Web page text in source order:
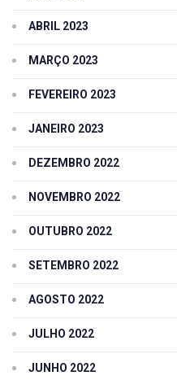
ABRIL 2023
MARÇO 2023
FEVEREIRO 2023
JANEIRO 2023
DEZEMBRO 2022
NOVEMBRO 2022
OUTUBRO 2022
SETEMBRO 2022
AGOSTO 2022
JULHO 2022
JUNHO 2022